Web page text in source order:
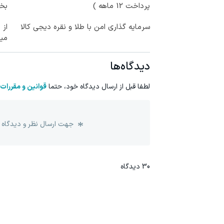
پرداخت 12 ماهه )
سرمایه گذاری امن با طلا و نقره دیجی کالا
دیدگاه‌ها
لطفا قبل از ارسال دیدگاه خود، حتماقوانین و مقررات
جهت ارسال نظر و
30 دیدگاه